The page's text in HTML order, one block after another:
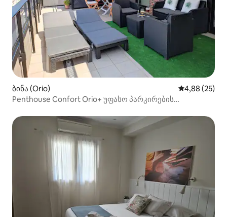
ბინა (Orio) საშუალო
4,88 (25)
Penthouse Confort Orio+ უფასო პარკირების